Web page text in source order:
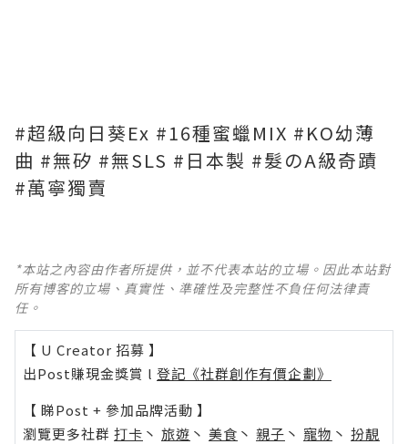
#超級向日葵Ex #16種蜜蠟MIX #KO幼薄
曲 #無矽 #無SLS #日本製 #髮のA級奇蹟
#萬寧獨賣
*本站之內容由作者所提供，並不代表本站的立場。因此本站對
所有博客的立場、真實性、準確性及完整性不負任何法律責
任。
【 U Creator 招募 】
出Post賺現金獎賞 l 登記《社群創作有價企劃》
【 睇Post + 參加品牌活動 】
瀏覽更多社群 打卡 丶 旅遊 丶 美食 丶 親子 丶 寵物 丶 扮靚